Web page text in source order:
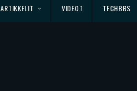
ARTIKKELIT VIDEOT TECHBBS